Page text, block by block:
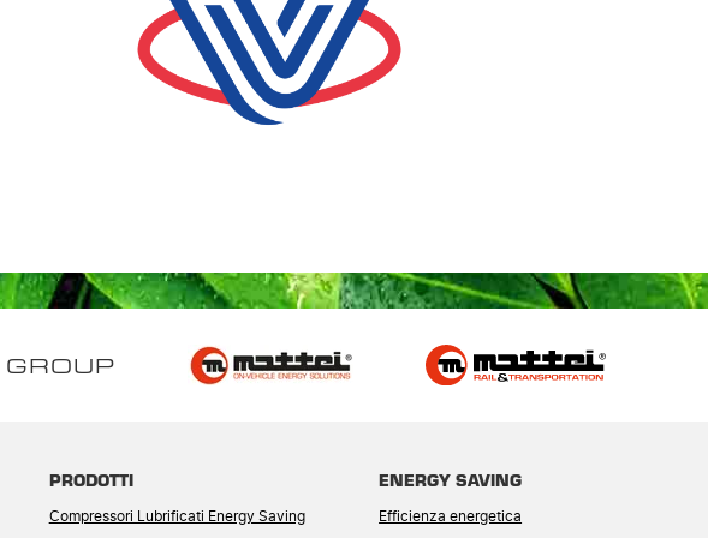
PRODOTTI
Compressori Lubrificati Energy Saving
ENERGY SAVING
Efficienza energetica